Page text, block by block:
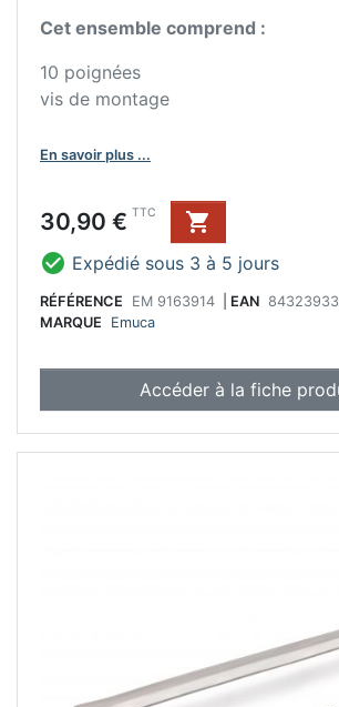
Cet ensemble comprend :
10 poignées
vis de montage
En savoir plus ...
Prix
30,90 € TTC

 Expédié sous 3 à 5 jours
RÉFÉRENCE EM 9163914 EAN
MARQUE
Emuca
Accéder à la fiche